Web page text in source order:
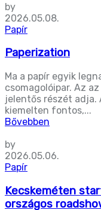
by
2026.05.08.
Papír
Paperization
Ma a papír egyik
csomagolóipar. Az
jelentős részét adja.
kiemelten fontos,...
Bővebben
by
2026.05.06.
Papír
Kecskeméten
országos